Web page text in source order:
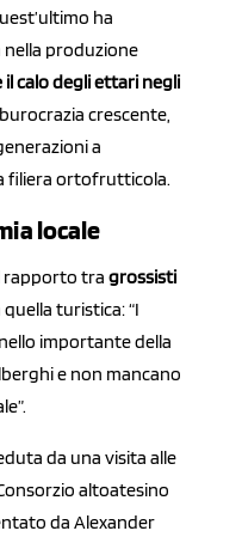
ha
produzione
il calo degli ettari negli
crescente,
a
filiera ortofrutticola.
locale
rapporto tra grossisti
turistica: “I
importante della
e non mancano
da una visita alle
altoatesino
da Alexander